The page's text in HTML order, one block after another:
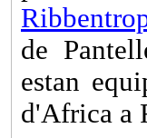
de
estan
d'Africa a